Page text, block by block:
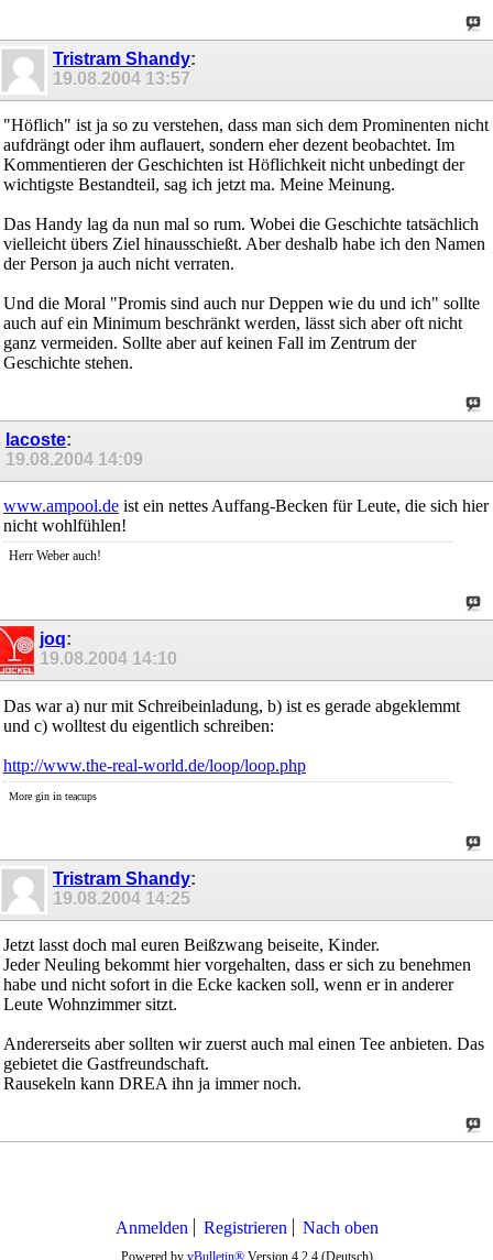
Tristram Shandy:
19.08.2004 13:57
"Höflich" ist ja so zu verstehen, dass man sich dem Prominenten nicht
aufdrängt oder ihm auflauert, sondern eher dezent beobachtet. Im
Kommentieren der Geschichten ist Höflichkeit nicht unbedingt der
wichtigste Bestandteil, sag ich jetzt ma. Meine Meinung.
Das Handy lag da nun mal so rum. Wobei die Geschichte tatsächlich
vielleicht übers Ziel hinausschießt. Aber deshalb habe ich den Namen
der Person ja auch nicht verraten.
Und die Moral "Promis sind auch nur Deppen wie du und ich" sollte
auch auf ein Minimum beschränkt werden, lässt sich aber oft nicht
ganz vermeiden. Sollte aber auf keinen Fall im Zentrum der
Geschichte stehen.
lacoste:
19.08.2004 14:09
www.ampool.de ist ein nettes Auffang-Becken für Leute, die sich hier
nicht wohlfühlen!
Herr Weber auch!
joq:
19.08.2004 14:10
Das war a) nur mit Schreibeinladung, b) ist es gerade abgeklemmt
und c) wolltest du eigentlich schreiben:
http://www.the-real-world.de/loop/loop.php
More gin in teacups
Tristram Shandy:
19.08.2004 14:25
Jetzt lasst doch mal euren Beißzwang beiseite, Kinder.
Jeder Neuling bekommt hier vorgehalten, dass er sich zu benehmen
habe und nicht sofort in die Ecke kacken soll, wenn er in anderer
Leute Wohnzimmer sitzt.
Andererseits aber sollten wir zuerst auch mal einen Tee anbieten. Das
gebietet die Gastfreundschaft.
Rausekeln kann DREA ihn ja immer noch.
Anmelden Registrieren Nach oben
Powered by vBulletin®Version 4.2.4 (Deutsch)